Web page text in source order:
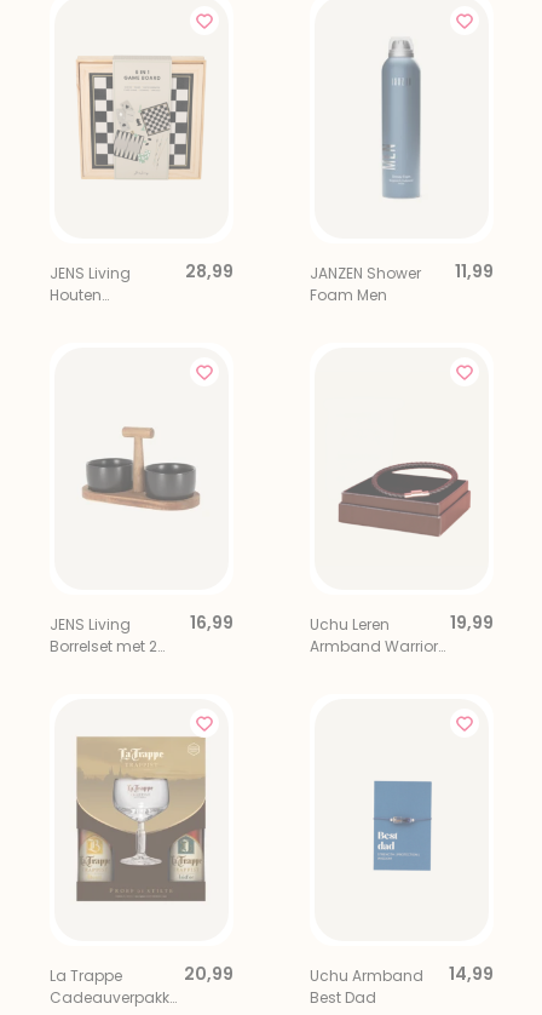
JENS Living
Houten
28,99
JANZEN Shower
Foam Men
11,99
JENS Living
Borrelset met 2
16,99
Uchu Leren
Armband Warrior
19,99
La Trappe
Cadeauverpakki
20,99
Uchu Armband
Best Dad
14,99